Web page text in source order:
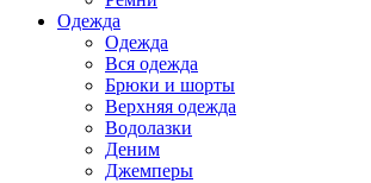
Одежда
Одежда
Вся одежда
Брюки и шорты
Верхняя одежда
Водолазки
Деним
Джемперы